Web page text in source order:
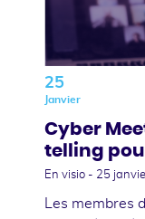
25
Janvier
Cyber
telling
En visio - 25
Les membres